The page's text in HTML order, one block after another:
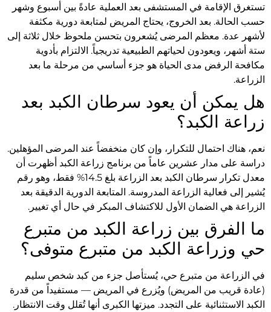
تستغرق الإقامة في المستشفى بعد العملية عادةً بين أسبوع وشهر
حسب الحالة. بعد الخروج، يحتاج المريض لمتابعة دورية مكثفة
لأشهر عدة. معظم المرضى يُشعرون بتحسن ملحوظ خلال ثلاثة إلى
ستة أشهر، ويعودون لحياتهم الطبيعية تدريجياً. الالتزام بأدوية
مكافحة الرفض مدى الحياة هو جزء أساسي من مرحلة ما بعد
الزراعة.
هل يمكن أن يعود سرطان الكبد بعد
زراعة الكبد؟
نعم، هناك احتمال للتكرار، وإن كان منخفضاً عند المرضى المؤهلين.
دراسة على مدار عشرين عاماً من برنامج زراعة الكبد أظهرت أن
معدل تكرار سرطان الكبد بعد الزراعة بلغ 14.5% فقط، وهو رقم
يُشير إلى فعالية الزراعة المدروسة. المتابعة الدورية الدقيقة بعد
الزراعة هي الضمان الأول للاكتشاف المبكر في حال أي تغيير.
ما الفرق بين زراعة الكبد من متبرع
حي وزراعة الكبد من متبرع متوفى؟
في الزراعة من متبرع حي، يُستأصل جزء من كبد شخص سليم
(عادة قريب من المريض) ويُزرع في المريض — مستفيداً من قدرة
الكبد الاستثنائية على التجدد. ميزتها الكبرى أنها تُقلل وقت الانتظار.